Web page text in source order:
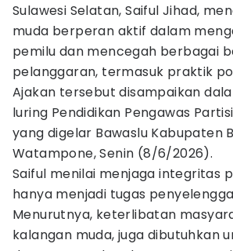
Sulawesi Selatan, Saiful Jihad,
muda berperan aktif dalam
pemilu dan mencegah berbagai
pelanggaran, termasuk praktik
Ajakan tersebut disampaikan
luring Pendidikan Pengawas
yang digelar Bawaslu Kabupaten
Watampone, Senin (8/6/2026).
Saiful menilai menjaga integritas
hanya menjadi tugas
Menurutnya, keterlibatan
kalangan muda, juga dibutuhkan